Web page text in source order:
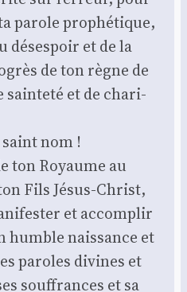
parole pro­phé­tique,
déses­poir et de la
de ton règne de
sain­te­té et de cha­ri­
nom !
ton Royaume au
Fils Jésus-Christ,
et accom­plir
humble nais­sance et
paroles divines et
souf­frances et sa